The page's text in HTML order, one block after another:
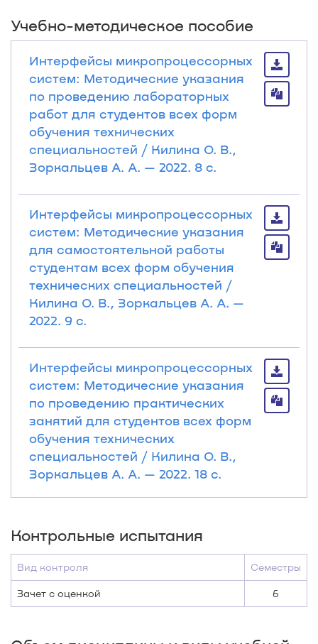
Учебно-методическое пособие
Интерфейсы микропроцессорных
систем: Методические указания
по проведению лабораторных
работ для студентов всех форм
обучения технических
специальностей / Килина О. В.,
Зоркальцев А. А. — 2022. 8 с.
Интерфейсы микропроцессорных
систем: Методические указания
для самостоятельной работы
студентам всех форм обучения
технических специальностей /
Килина О. В., Зоркальцев А. А. —
2022. 9 с.
Интерфейсы микропроцессорных
систем: Методические указания
по проведению практических
занятий для студентов всех форм
обучения технических
специальностей / Килина О. В.,
Зоркальцев А. А. — 2022. 18 с.
Контрольные испытания
Вид контроля Семестры
Зачет с оценкой 6